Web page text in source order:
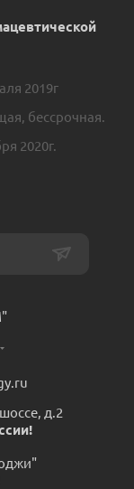
2019г
бессрочная.
2020г.
д.2